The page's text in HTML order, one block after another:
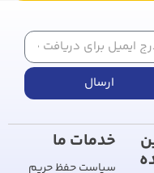
ارسال
خدمات ما
سیاست حفظ حریم